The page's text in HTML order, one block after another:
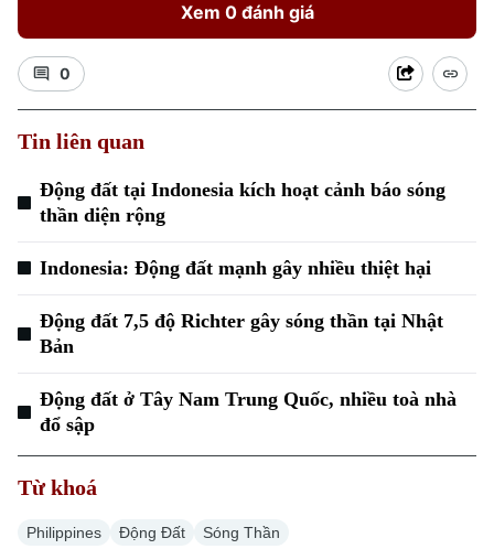
Xu hướng
Xem 0 đánh giá
0
Tin liên quan
Động đất tại Indonesia kích hoạt cảnh báo sóng
thần diện rộng
Indonesia: Động đất mạnh gây nhiều thiệt hại
Động đất 7,5 độ Richter gây sóng thần tại Nhật
Bản
Động đất ở Tây Nam Trung Quốc, nhiều toà nhà
đổ sập
Từ khoá
Philippines Động Đất Sóng Thần